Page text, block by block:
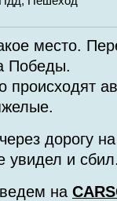
место.
Победы.
происходят
дорогу
увидел и
на